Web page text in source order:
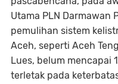
Utama PLN Darmawan
pemulihan sistem
Aceh, seperti Aceh
Lues, belum mencapai
terletak pada